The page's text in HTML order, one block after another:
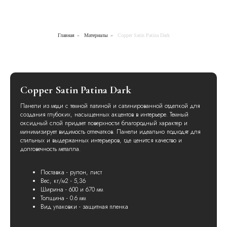
Главная » Материалы » Copper Satin Patina Dark
Copper Satin Patina Dark
Панели из меди с темной патиной и сатинированной отделкой для
создания глубоких, насыщенных акцентов в интерьере. Темный
оксидный слой придает поверхности благородный характер и
минимизирует видимость отпечатков. Панели идеально подходят для
стильных и выдержанных интерьеров, где ценится качество и
долговечность металла.
Поставка - рулон, лист
Вес, кг/м2 - 5,36
Ширина - 600 и 670 мм
Толщина - 0.6 мм
Вид упаковки - защитная пленка